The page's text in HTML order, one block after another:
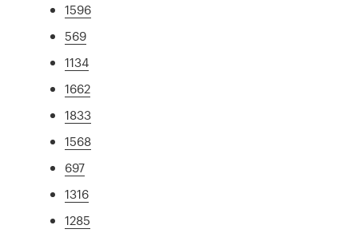
1596
569
1134
1662
1833
1568
697
1316
1285